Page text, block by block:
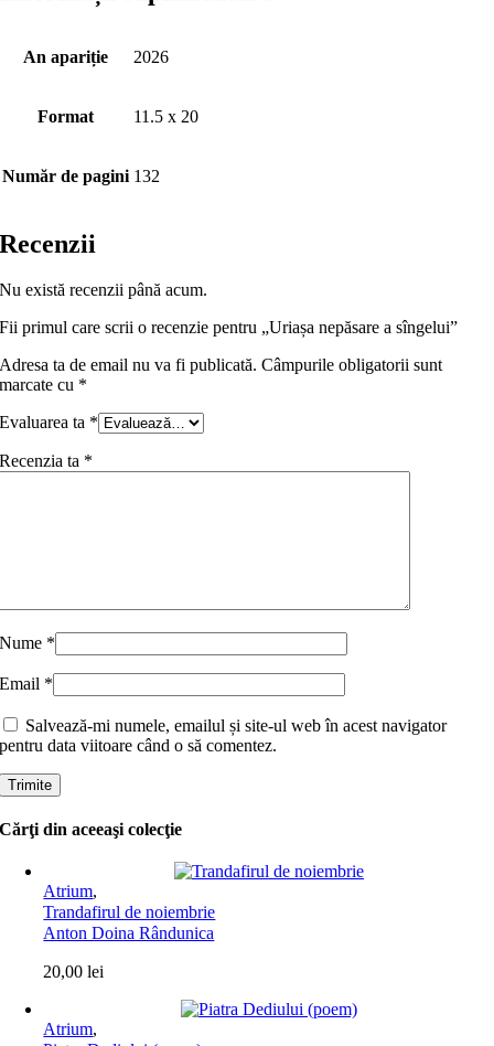
An apariție 2026
Format 11.5 x 20
Număr de pagini 132
Recenzii
Nu există recenzii până acum.
Fii primul care scrii o recenzie pentru „Uriașa nepăsare a sîngelui”
Adresa ta de email nu va fi publicată. Câmpurile obligatorii sunt
marcate cu *
Evaluarea ta *
Recenzia ta *
Nume *
Email *
Salvează-mi numele, emailul și site-ul web în acest navigator
pentru data viitoare când o să comentez.
Cărţi din aceeaşi colecţie
Atrium,
Trandafirul de noiembrie
Anton Doina Rândunica
20,00lei
Atrium,